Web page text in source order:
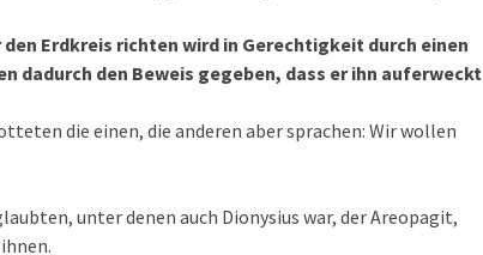
Erdkreis richten wird in Gerechtigkeit durch einen
dadurch den Beweis gegeben, dass er ihn auferweckt
die einen, die anderen aber sprachen: Wir wollen
unter denen auch Dionysius war, der Areopagit,